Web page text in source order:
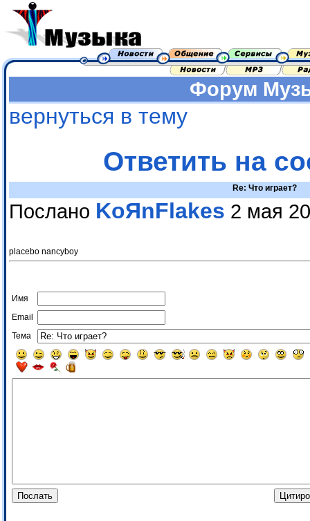
Форум
вернуться в тему
Ответить на
Re: Что играет?
Послано KoЯnFlakes 2 мая
placebo nancyboy
Имя
Email
Тема